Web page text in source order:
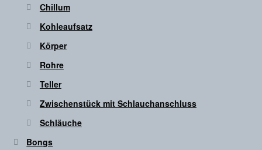
Chillum
Kohleaufsatz
Körper
Rohre
Teller
Zwischenstück mit Schlauchanschluss
Schläuche
Bongs